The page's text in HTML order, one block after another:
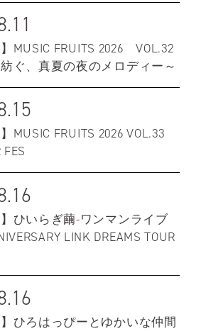
】MUSIC FRUITS 2026 VOL.32
ぐ、真夏の夜のメロディー～
MUSIC FRUITS 2026 VOL.33
FES
】ひいらぎ繭-ワンマンライブ
LINK DREAMS TOUR
】ひろはっぴーとゆかいな仲間